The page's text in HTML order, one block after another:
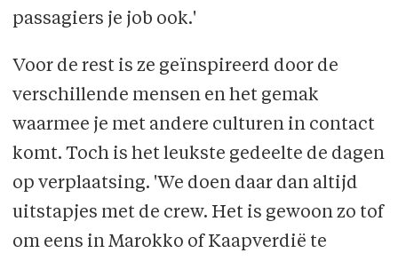
passagiers je job ook.'
Voor de rest is ze geïnspireerd door de
verschillende mensen en het gemak
waarmee je met andere culturen in contact
komt. Toch is het leukste gedeelte de dagen
op verplaatsing. 'We doen daar dan altijd
uitstapjes met de crew. Het is gewoon zo tof
om eens in Marokko of Kaapverdië te